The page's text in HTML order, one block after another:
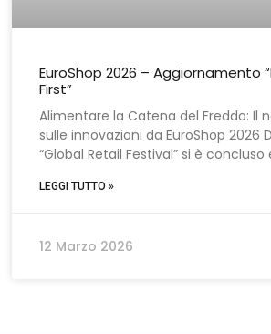
EuroShop 2026 – Aggiornamento
First”
Alimentare la Catena del Freddo: Il
sulle innovazioni da EuroShop 2026
“Global Retail Festival” si è concluso
LEGGI TUTTO »
12 Marzo 2026